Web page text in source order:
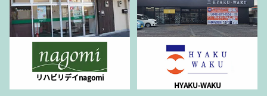
リハビリデイnagomi
HYAKU-WAKU